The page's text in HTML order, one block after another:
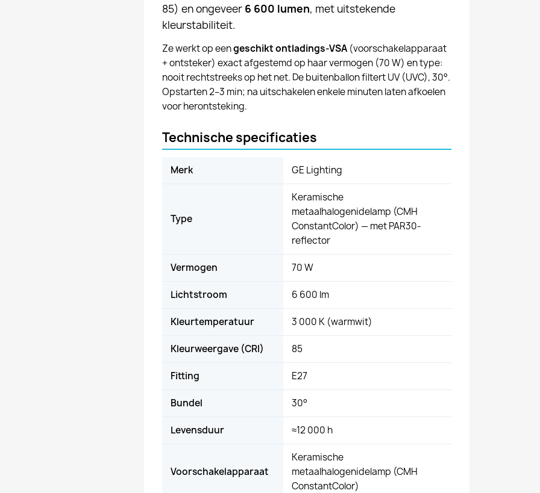
85) en ongeveer 6 600 lumen, met uitstekende
kleurstabiliteit.
Ze werkt op eengeschikt ontladings-VSA (voorschakelapparaat
+ ontsteker) exact afgestemd op haar vermogen (70 W) en type:
nooit rechtstreeks op het net. De buitenballon filtert UV (UVC), 30°.
Opstarten 2–3 min; na uitschakelen enkele minuten laten afkoelen
voor herontsteking.
Technische specificaties
Merk GE Lighting
Type
Keramische
metaalhalogenidelamp (CMH
ConstantColor) — met PAR30-
reflector
Vermogen 70 W
Lichtstroom 6 600 lm
Kleurtemperatuur 3 000 K (warmwit)
Kleurweergave (CRI) 85
Fitting E27
Bundel 30°
Levensduur ≈12 000 h
Voorschakelapparaat
Keramische
metaalhalogenidelamp (CMH
ConstantColor)